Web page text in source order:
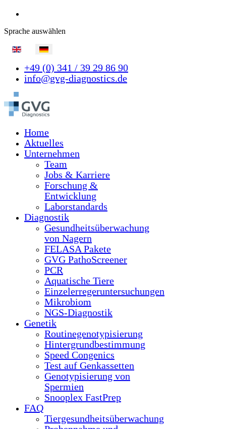
Sprache auswählen
+49 (0) 341 / 39 29 86 90
info@gvg-diagnostics.de
Home
Aktuelles
Unternehmen
Team
Jobs & Karriere
Forschung &
Entwicklung
Laborstandards
Diagnostik
Gesundheitsüberwachung
von Nagern
FELASA Pakete
GVG PathoScreener
PCR
Aquatische Tiere
Einzelerregeruntersuchungen
Mikrobiom
NGS-Diagnostik
Genetik
Routinegenotypisierung
Hintergrundbestimmung
Speed Congenics
Test auf Genkassetten
Genotypisierung von
Spermien
Snooplex FastPrep
FAQ
Tiergesundheitsüberwachung